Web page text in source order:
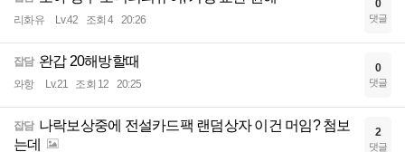
리화유 Lv.42 조회 4 20:26
0
댓글
잡담 완갑 20해방할때
와항 Lv.21 조회 12 20:25
0
댓글
잡담 나락보상중에 전설카드팩 랜덤상자 이건 머임? 첨보
는데
2
댓글